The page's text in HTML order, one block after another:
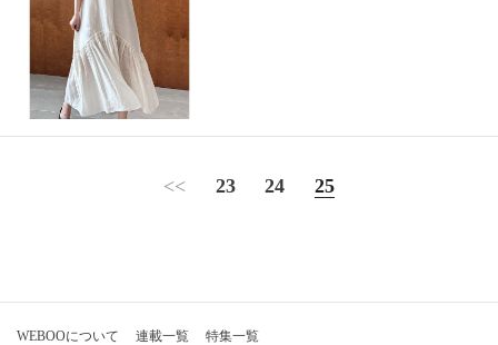
<< 23 24 25
WEBOOについて 連載一覧 特集一覧